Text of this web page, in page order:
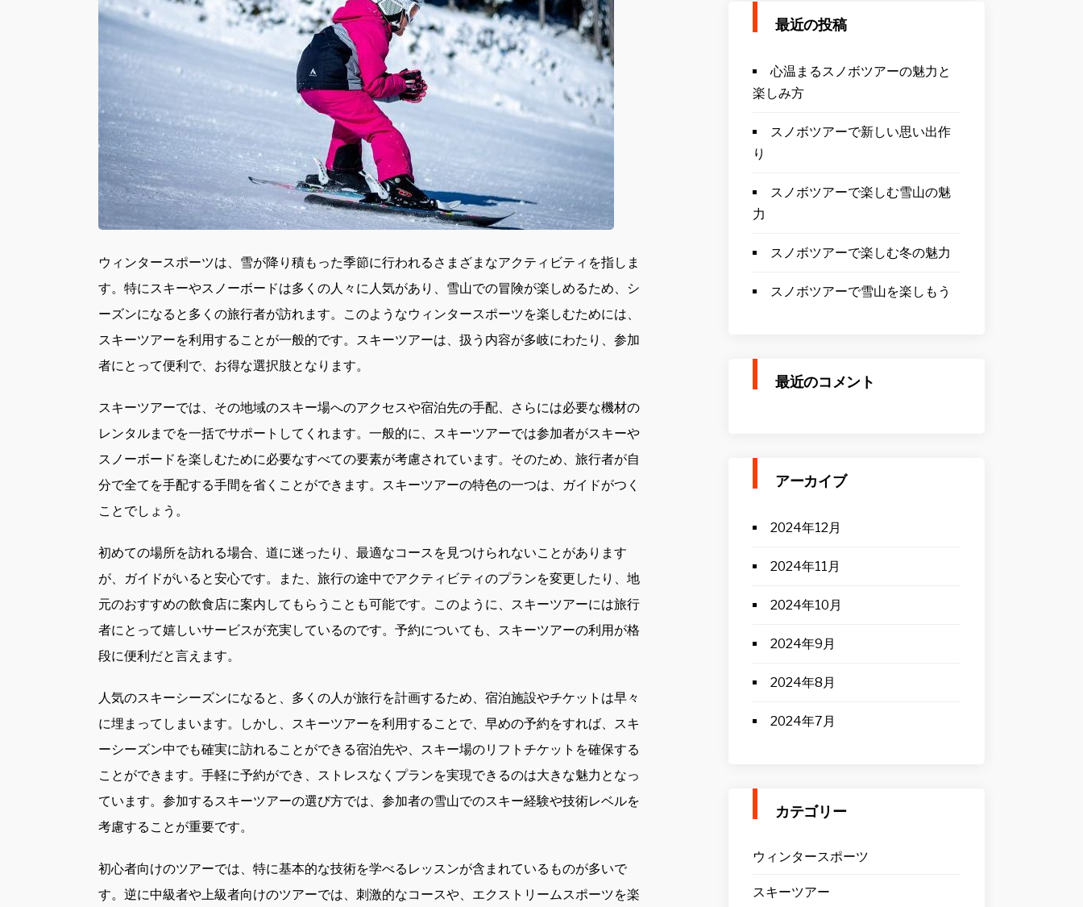
ウィンタースポーツは、雪が降り積もった季節に行われるさまざまなアクティビティを指しま
す。 特にスキーやスノーボードは多くの人々に人気があり、雪山での冒険が楽しめるため、シ
ーズンになると多くの旅行者が訪れます。このようなウィンタースポーツを楽しむためには、
スキーツアーを利用することが一般的です。スキーツアーは、扱う内容が多岐にわたり、参加
者にとって便利で、お得な選択肢となります。
スキーツアーでは、その地域のスキー場へのアクセスや宿泊先の手配、さらには必要な機材の
レンタルまでを一括でサポートしてくれます。一般的に、スキーツアーでは参加者がスキーや
スノーボードを楽しむために必要なすべての要素が考慮されています。そのため、旅行者が自
分で全てを手配する手間を省くことができます。スキーツアーの特色の一つは、ガイドがつく
ことでしょう。
初めての場所を訪れる場合、道に迷ったり、最適なコースを見つけられないことがあります
が、ガイドがいると安心です。また、旅行の途中でアクティビティのプランを変更したり、地
元のおすすめの飲食店に案内してもらうことも可能です。このように、スキーツアーには旅行
者にとって嬉しいサービスが充実しているのです。予約についても、スキーツアーの利用が格
段に便利だと言えます。
人気のスキーシーズンになると、多くの人が旅行を計画するため、宿泊施設やチケットは早々
に埋まってしまいます。しかし、スキーツアーを利用することで、早めの予約をすれば、スキ
ーシーズン中でも確実に訪れることができる宿泊先や、スキー場のリフトチケットを確保する
ことができます。手軽に予約ができ、ストレスなくプランを実現できるのは大きな魅力となっ
ています。参加するスキーツアーの選び方では、参加者の雪山でのスキー経験や技術レベルを
考慮することが重要です。
初心者向けのツアーでは、特に基本的な技術を学べるレッスンが含まれているものが多いで
す。逆に中級者や上級者向けのツアーでは、刺激的なコースや、エクストリームスポーツを楽
最近の投稿
心温まるスノボツアーの魅力と
楽しみ方
スノボツアーで新しい思い出作
り
スノボツアーで楽しむ雪山の魅
力
スノボツアーで楽しむ冬の魅力
スノボツアーで雪山を楽しもう
最近のコメント
アーカイブ
2024年12月
2024年11月
2024年10月
2024年9月
2024年8月
2024年7月
カテゴリー
ウィンタースポーツ
スキーツアー